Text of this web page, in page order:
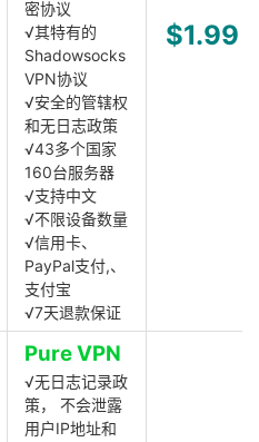
密协议
√其特有的
Shadowsocks
VPN协议
√安全的管辖权
和无日志政策
√43多个国家
160台服务器
√支持中文
√不限设备数量
√信用卡、
PayPal支付,、
支付宝
√7天退款保证
$1.99
Pure VPN
√无日志记录政
策， 不会泄露
用户IP地址和